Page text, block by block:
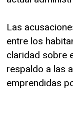
Las
entre los
claridad sobre
respaldo a las
emprendidas